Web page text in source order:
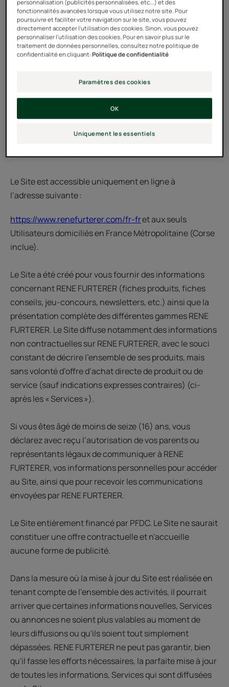
tout ou partie du Site à des fins illicites (droits d'auteur)
ou contraires aux présentes CGU.
En consultant le Site, l’Utilisateur accepte d'en
date de consultation.
Les CGU sont opposables à tout Utilisateur qui se
ARTICLE 2 – DESCRIPTION DU SITE
Le Site est accessible uniquement en ligne à
l’adresse suivante :
https://www.renefurterer.com/fr-fret aux seuls
Utilisateurs domiciliés en France Métropolitaine (Corse
inclue).
Le Site a été créé pour vous fournir des informations
concernant RENE FURTERER (fiches produits, fiches
conseils, jeu-concours, newsletters, etc.) ainsi que la
présentation complète des différentes gammes RENE
FURTERER. Le Site diffuse notamment des informations
non contractuelles sur RENE FURTERER, avec le souci
constant de décrire l’ensemble de ses produits, mais
sans volonté d’offre d’achat directe de produit ou de
service (sauf indications expresses contraires) (ci-
après les « Services »).
Si vous êtes âgé de moins de seize (16) ans, vous
déclarez avec reçu l’autorisation de vos parents ou
représentants légaux de communiquer à RENE
FURTERER, vos informations personnelles pour accéder
au Site, ainsi que pour recevoir les communications
envoyées par RENE FURTERER.
Le Site entièrement financé par PFDC. Le Site ne saurait
constituer une offre contractuelle et n'accueille
aucune forme de publicité.
Dans la mesure où la mise à jour du Site est réalisée en
tenant compte de l'ensemble des activités, il pourrait
arriver que certaines informations nouvelles, Services
ou annonces ne soient plus valables au moment de
leurs diffusions ou qu'ils soient tout simplement
dépassées. RENE FURTERER ne peut pas garantir, bien
qu'il fasse les efforts nécessaires, la parfaite mise à jour
de toutes les informations, Services qui sont diffusées
personnalisation (publicités personnalisées, etc...) et des
fonctionnalités avancées lorsque vous utilisez notre site. Pour
poursuivre et faciliter votre navigation sur le site, vous pouvez
directement accepter l'utilisation des cookies. Sinon, vous pouvez
personnaliser l'utilisation des cookies. Pour en savoir plus sur le
traitement de données personnelles, consultez notre politique de
confidentialité en cliquant:Politique de confidentialité
Paramètres des cookies
Uniquement les essentiels
OK